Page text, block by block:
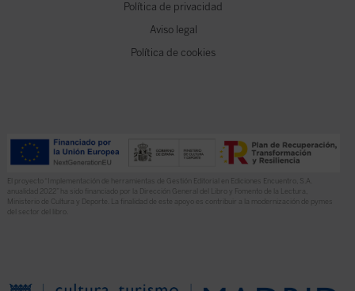
Política de privacidad
Aviso legal
Política de cookies
El proyecto “Implementación de herramientas de Gestión Editorial en Ediciones Encuentro, S.A.
anualidad 2022” ha sido financiado por la Dirección General del Libro y Fomento de la Lectura,
Ministerio de Cultura y Deporte. La finalidad de este apoyo es contribuir a la modernización de pymes
del sector del libro.